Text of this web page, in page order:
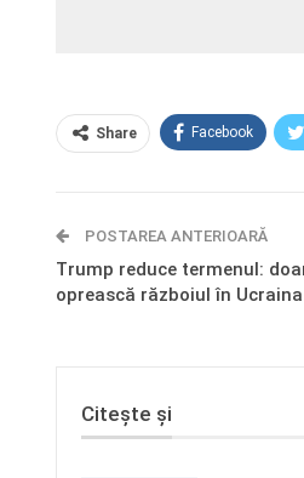
Share Facebook
POSTAREA ANTERIOARĂ
Trump reduce termenul:
oprească războiul în Ucraina
Citește și